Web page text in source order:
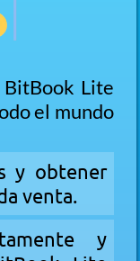
BitBook Lite
el mundo
y obtener
venta.
y